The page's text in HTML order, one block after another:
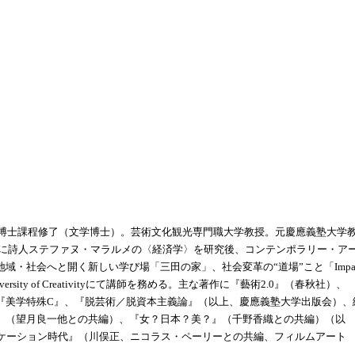
課程修了（文学博士）。芸術文化観光専門職大学教授。元慶應義塾大学
人ステファヌ・マラルメの〈経済学〉を研究後、コンテンポラリー・ア
・社会へと開く新しい学び場「三田の家」、社会変革の“道場”こと「
of Creativityにて講師を務める。主な著作に『藝術2.0』（春秋社）、
学特殊C』、『脱芸術／脱資本主義論』（以上、慶應義塾大学出版会）、
望月良一他との共編）、『女？日本？美？』（千野香織との共編）（以
ション時代』（川俣正、ニコラス・ペーリーとの共編、フィルムアート